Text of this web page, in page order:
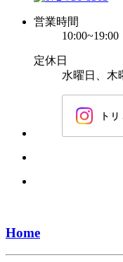
営業時間
10:00~19:00
定休日
水曜日、木
Home